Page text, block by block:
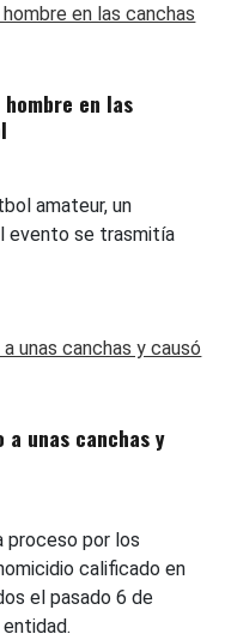
hombre en las
amateur, un
evento se trasmitía
a unas canchas y
proceso por los
calificado en
el pasado 6 de